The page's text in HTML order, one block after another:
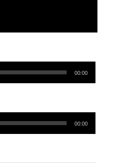
00:00
00:00